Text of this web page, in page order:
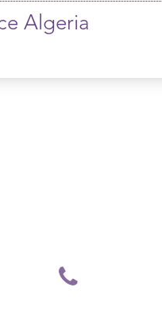
Algeria